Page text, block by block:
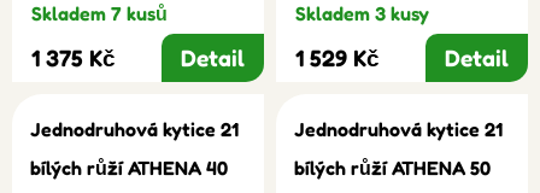
Skladem 7 kusů
1 375 Kč Detail
Skladem 3 kusy
1 529 Kč Detail
Jednodruhová kytice 21
bílých růží ATHENA 40
Jednodruhová kytice 21
bílých růží ATHENA 50